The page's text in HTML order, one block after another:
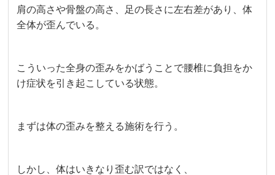
肩の高さや骨盤の高さ、足の長さに左右差があり、体
全体が歪んでいる。
こういった全身の歪みをかばうことで腰椎に負担をか
け症状を引き起こしている状態。
まずは体の歪みを整える施術を行う。
しかし、体はいきなり歪む訳ではなく、